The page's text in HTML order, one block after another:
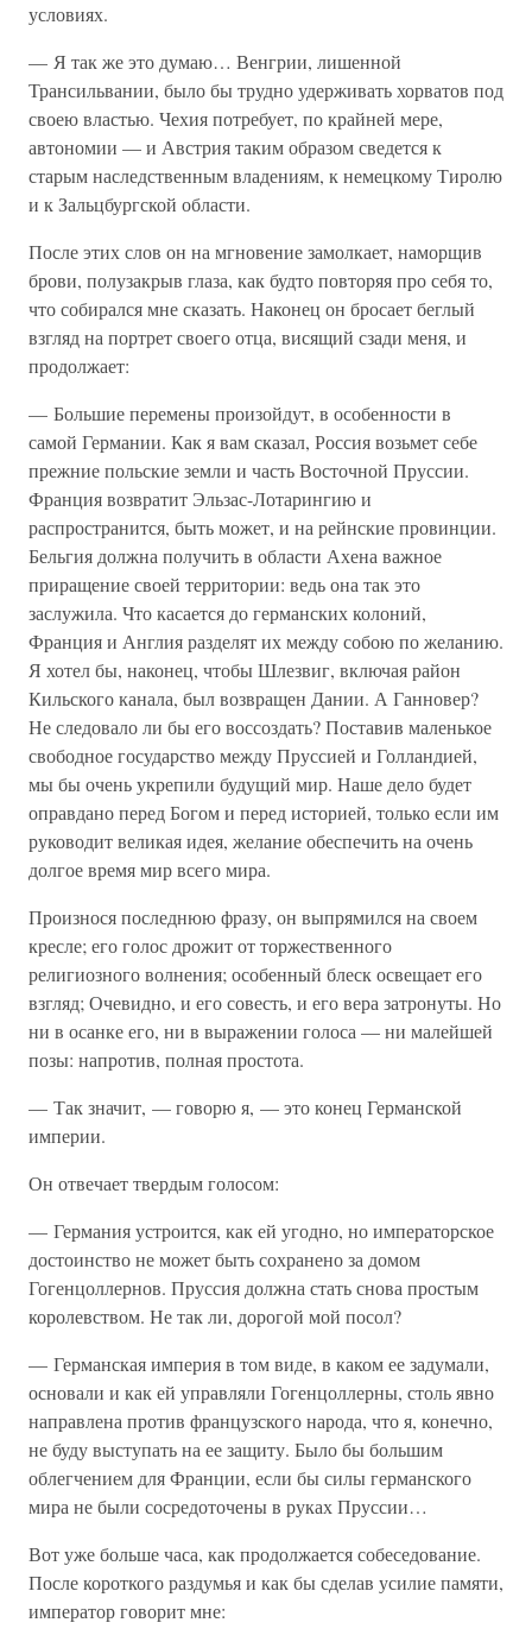
условиях.
— Я так же это думаю… Венгрии, лишенной
Трансильвании, было бы трудно удерживать хорватов под
своею властью. Чехия потребует, по крайней мере,
автономии — и Австрия таким образом сведется к
старым наследственным владениям, к немецкому Тиролю
и к Зальцбургской области.
После этих слов он на мгновение замолкает, наморщив
брови, полузакрыв глаза, как будто повторяя про себя то,
что собирался мне сказать. Наконец он бросает беглый
взгляд на портрет своего отца, висящий сзади меня, и
продолжает:
— Большие перемены произойдут, в особенности в
самой Германии. Как я вам сказал, Россия возьмет себе
прежние польские земли и часть Восточной Пруссии.
Франция возвратит Эльзас-Лотарингию и
распространится, быть может, и на рейнские провинции.
Бельгия должна получить в области Ахена важное
приращение своей территории: ведь она так это
заслужила. Что касается до германских колоний,
Франция и Англия разделят их между собою по желанию.
Я хотел бы, наконец, чтобы Шлезвиг, включая район
Кильского канала, был возвращен Дании. А Ганновер?
Не следовало ли бы его воссоздать? Поставив маленькое
свободное государство между Пруссией и Голландией,
мы бы очень укрепили будущий мир. Наше дело будет
оправдано перед Богом и перед историей, только если им
руководит великая идея, желание обеспечить на очень
долгое время мир всего мира.
Произнося последнюю фразу, он выпрямился на своем
кресле; его голос дрожит от торжественного
религиозного волнения; особенный блеск освещает его
взгляд; Очевидно, и его совесть, и его вера затронуты. Но
ни в осанке его, ни в выражении голоса — ни малейшей
позы: напротив, полная простота.
— Так значит, — говорю я, — это конец Германской
империи.
Он отвечает твердым голосом:
— Германия устроится, как ей угодно, но императорское
достоинство не может быть сохранено за домом
Гогенцоллернов. Пруссия должна стать снова простым
королевством. Не так ли, дорогой мой посол?
— Германская империя в том виде, в каком ее задумали,
основали и как ей управляли Гогенцоллерны, столь явно
направлена против французского народа, что я, конечно,
не буду выступать на ее защиту. Было бы большим
облегчением для Франции, если бы силы германского
мира не были сосредоточены в руках Пруссии…
Вот уже больше часа, как продолжается собеседование.
После короткого раздумья и как бы сделав усилие памяти,
император говорит мне: